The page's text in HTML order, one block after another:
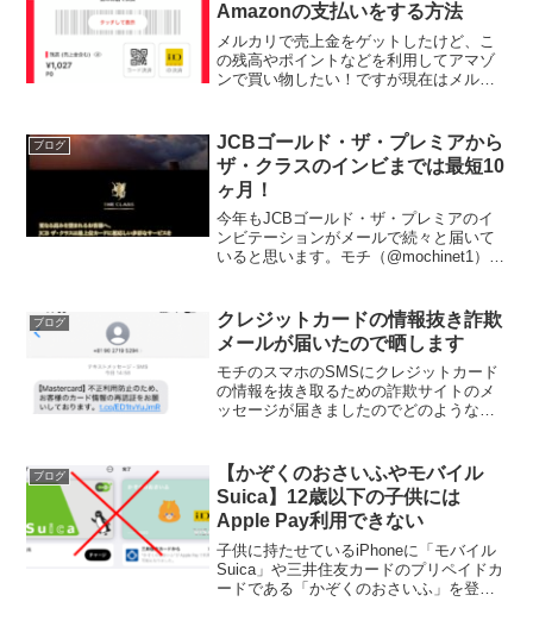
Amazonの支払いをする方法
メルカリで売上金をゲットしたけど、こ
の残高やポイントなどを利用してアマゾ
ンで買い物したい！ですが現在はメルペ
Amazonで欲しいものをメルペイ残高を利
用して購入して...
ブログ
JCBゴールド・ザ・プレミアから
ザ・クラスのインビまでは最短10
ヶ月！
今年もJCBゴールド・ザ・プレミアのイ
ンビテーションがメールで続々と届いて
いると思います。モチ（@mochinet1）自
とうございます！！ということで次は
「JCBザ・ク...
ブログ
クレジットカードの情報抜き詐欺
メールが届いたので晒します
モチのスマホのSMSにクレジットカード
の情報を抜き取るための詐欺サイトのメ
ッセージが届きましたのでどのようなも
のSMSの着信音が鳴り、以下のショート
メールが届きま...
ブログ
【かぞくのおさいふやモバイル
Suica】12歳以下の子供には
Apple Pay利用できない
子供に持たせているiPhoneに「モバイル
Suica」や三井住友カードのプリペイドカ
ードである「かぞくのおさいふ」を登録